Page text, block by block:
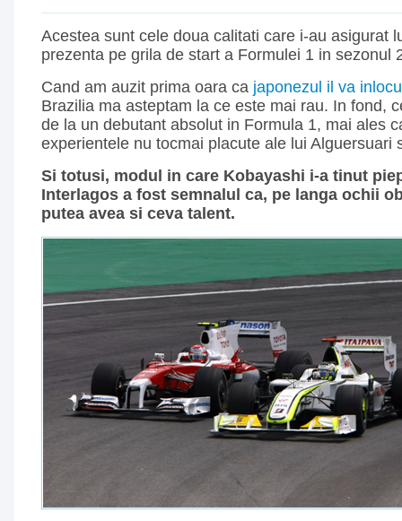
Acestea sunt cele doua calitati care i-au asigurat
prezenta pe grila de start a Formulei 1 in sezonul
Cand am auzit prima oara ca japonezul il va
Brazilia ma asteptam la ce este mai rau. In fond,
de la un debutant absolut in Formula 1, mai ales
experientele nu tocmai placute ale lui Alguersuari
Si totusi, modul in care Kobayashi i-a tinut
Interlagos a fost semnalul ca, pe langa ochii
putea avea si ceva talent.